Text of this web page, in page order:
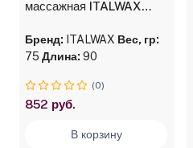
массажная ITALWAX
Бренд: ITALWAX Вес, гр:
75 Длина: 90
(0)
852 руб.
В корзину